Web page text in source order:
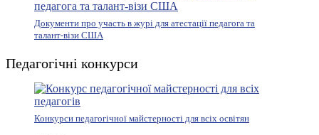
Документи про участь в журі для атестації педагога та
талант-візи США
Педагогічні конкурси
Конкурси педагогічної майстерності для всіх освітян